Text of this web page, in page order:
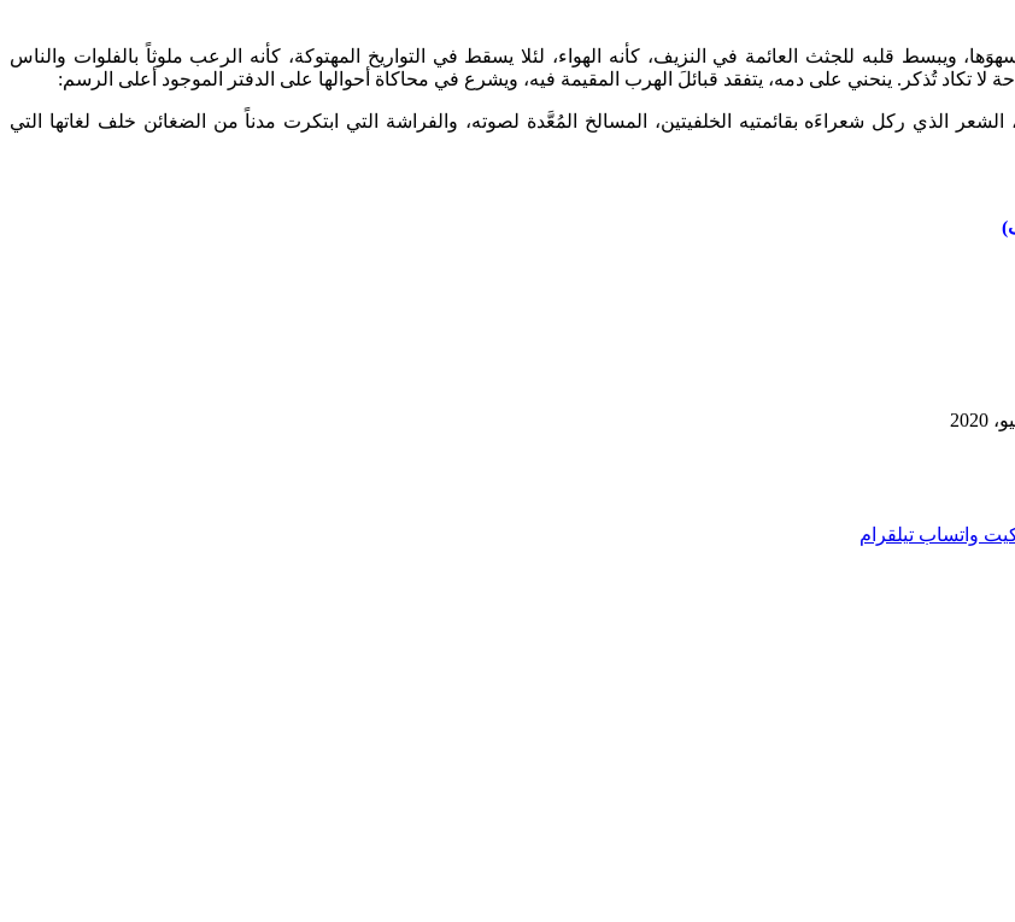
ويبسط قلبه للجثث العائمة في النزيف، كأنه الهواء، لئلا يسقط في التواريخ المهتوكة، كأنه الرعب ملوثاً بالفلوات والناس
لا تكاد تُذكر. ينحني على دمه، يتفقد قبائلَ الهرب المقيمة فيه، ويشرع في محاكاة أحوالها على الدفتر الموجود أعلى الرسم:
الذي ركل شعراءَه بقائمتيه الخلفيتين، المسالخ المُعَّدة لصوته، والفراشة التي ابتكرت مدناً من الضغائن خلف لغاتها التي
واتساب تيلقرام